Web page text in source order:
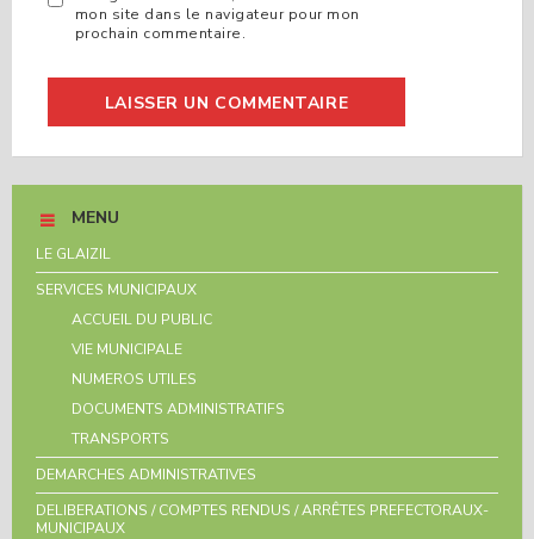
mon site dans le navigateur pour mon
prochain commentaire.
MENU
LE GLAIZIL
SERVICES MUNICIPAUX
ACCUEIL DU PUBLIC
VIE MUNICIPALE
NUMEROS UTILES
DOCUMENTS ADMINISTRATIFS
TRANSPORTS
DEMARCHES ADMINISTRATIVES
DELIBERATIONS / COMPTES RENDUS / ARRÊTES PREFECTORAUX-
MUNICIPAUX